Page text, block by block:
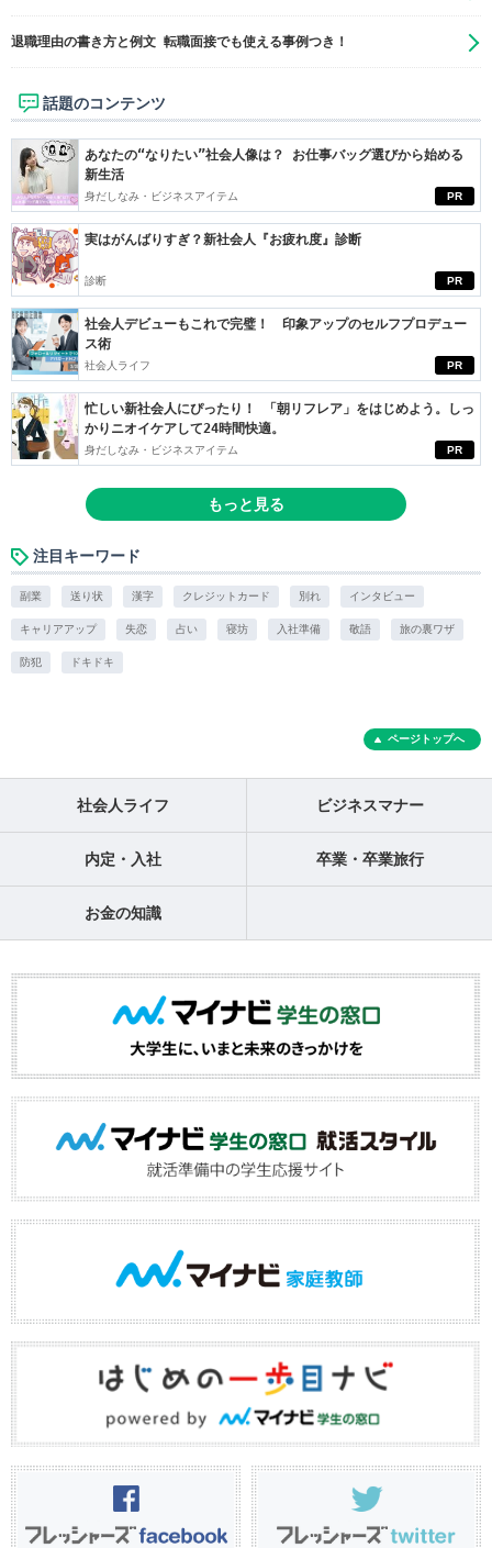
退職理由の書き方と例文 転職面接でも使える事例つき！
話題のコンテンツ
PR
あなたの“なりたい”社会人像は？ お仕事バッグ選びから始める
新生活
身だしなみ・ビジネスアイテム
PR
実はがんばりすぎ？新社会人『お疲れ度』診断
診断
PR
社会人デビューもこれで完璧！ 印象アップのセルフプロデュー
ス術
社会人ライフ
PR
忙しい新社会人にぴったり！ 「朝リフレア」をはじめよう。しっ
かりニオイケアして24時間快適。
身だしなみ・ビジネスアイテム
もっと見る
注目キーワード
副業 送り状 漢字 クレジットカード 別れ インタビュー
キャリアアップ 失恋 占い 寝坊 入社準備 敬語 旅の裏ワザ
防犯 ドキドキ
ページトップへ
社会人ライフ ビジネスマナー
内定・入社 卒業・卒業旅行
お金の知識